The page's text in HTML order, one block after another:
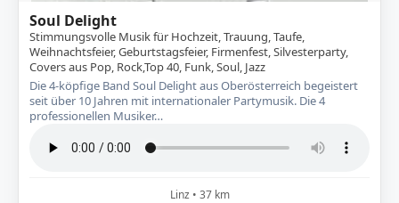
Soul Delight
Stimmungsvolle Musik für Hochzeit, Trauung, Taufe,
Weihnachtsfeier, Geburtstagsfeier, Firmenfest, Silvesterparty,
Covers aus Pop, Rock,Top 40, Funk, Soul, Jazz
Die 4-köpfige Band Soul Delight aus Oberösterreich begeistert
seit über 10 Jahren mit internationaler Partymusik. Die 4
professionellen Musiker…
Linz • 37 km